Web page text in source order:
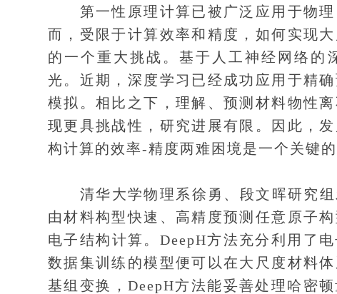
第一性原理计算已被广泛应用于物理
而，受限于计算效率和精度，如何实现
的一个重大挑战。基于人工神经网络的
光。近期，深度学习已经成功应用于精
模拟。相比之下，理解、预测材料物性
现更具挑战性，研究进展有限。因此，
构计算的效率-精度两难困境是一个关键的
清华大学物理系徐勇、段文晖研究组
由材料构型快速、高精度预测任意原子
电子结构计算。DeepH方法充分利用了
数据集训练的模型便可以在大尺度材料
基组变换，DeepH方法能妥善处理哈密